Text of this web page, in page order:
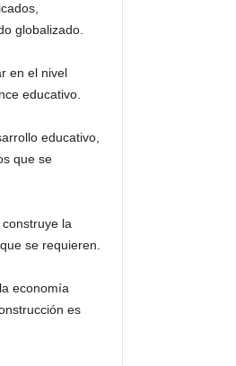
globalizado.
en el nivel
educativo.
educativo,
que se
la
se requieren.
economía
es